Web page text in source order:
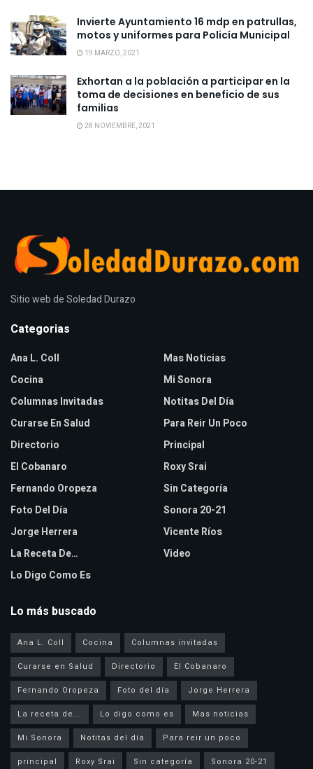
Invierte Ayuntamiento 16 mdp en patrullas,
motos y uniformes para Policía Municipal
19 MARZO, 2021
Exhortan a la población a participar en la
toma de decisiones en beneficio de sus
familias
28 NOVIEMBRE, 2021
Sitio web de Soledad Durazo
Categorias
Ana L. Coll
Cocina
Columnas Invitadas
Curarse En Salud
Directorio
El Cobanaro
Fernando Oropeza
Foto Del Día
Jorge Herrera
La Receta De…
Lo Digo Como Es
Mas Noticias
Mi Sonora
Notitas Del Día
Para Reir Un Poco
Principal
Roxy Srai
Sin Categoría
Sonora 20-21
Vicente Ríos
Video
Lo más buscado
Ana L. Coll Cocina
Columnas invitadas
Curarse en Salud
Directorio
El Cobanaro
Fernando Oropeza
Foto del día
Jorge Herrera
La receta de...
Lo digo como es
Mas noticias
Mi Sonora
Notitas del día
Para reir un poco
principal
Roxy Srai Sin categoría Sonora 20-21